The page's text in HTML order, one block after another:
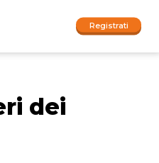
Registrati
dei